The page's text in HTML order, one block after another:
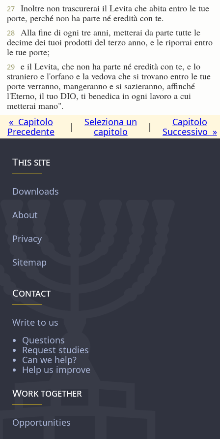
27
Inoltre non trascurerai il Levita che abita entro le tue
porte, perché non ha parte né eredità con te.
28
Alla fine di ogni tre anni, metterai da parte tutte le
decime dei tuoi prodotti del terzo anno, e le riporrai entro
le tue porte;
29
e il Levita, che non ha parte né eredità con te, e lo
straniero e l'orfano e la vedova che si trovano entro le tue
porte verranno, mangeranno e si sazieranno, affinché
l'Eterno, il tuo DIO, ti benedica in ogni lavoro a cui
metterai mano".
« Capitolo
Precedente
|
Seleziona un
capitolo
|
Capitolo
Successivo »
This site
Downloads
About
Privacy
Sitemap
Contact
Write to us
Questions
Request studies
Can we help?
Help us improve
Work together
Opportunities